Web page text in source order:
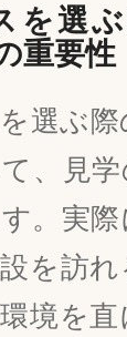
を選
重要性
選ぶ
、見
。実
を訪
境を